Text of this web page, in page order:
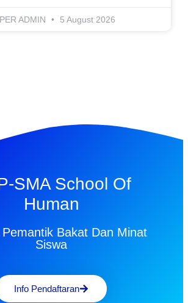
ADMIN 5 August 2026
SMA School Of
Human
Pemantik Bakat Dan Minat
Siswa
Info Pendaftaran